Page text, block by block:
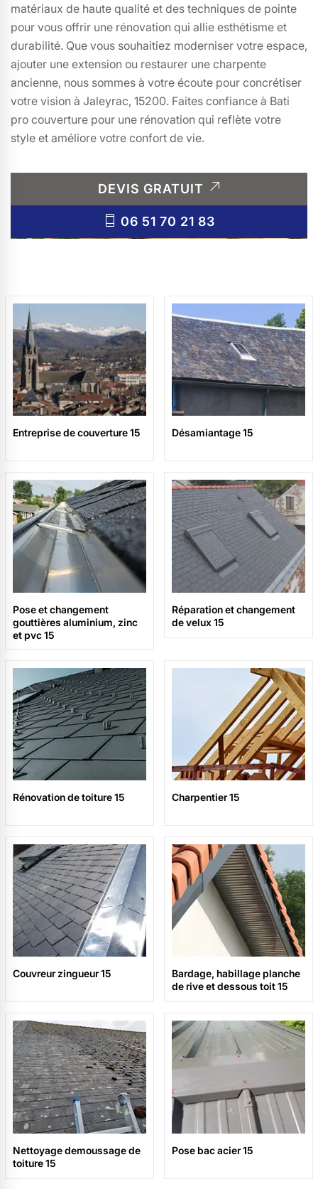
matériaux de haute qualité et des techniques de pointe
pour vous offrir une rénovation qui allie esthétisme et
durabilité. Que vous souhaitiez moderniser votre espace,
ajouter une extension ou restaurer une charpente
ancienne, nous sommes à votre écoute pour concrétiser
votre vision à Jaleyrac, 15200. Faites confiance à Bati
pro couverture pour une rénovation qui reflète votre
style et améliore votre confort de vie.
DEVIS GRATUIT
06 51 70 21 83
Entreprise de couverture 15 Désamiantage 15
Pose et changement
gouttières aluminium, zinc
et pvc 15
Réparation et changement
de velux 15
Rénovation de toiture 15 Charpentier 15
Couvreur zingueur 15
Bardage, habillage planche
de rive et dessous toit 15
Nettoyage demoussage de
toiture 15
Pose bac acier 15